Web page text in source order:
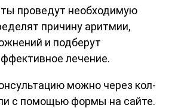
проведут необходимую
причину аритмии,
и подберут
лечение.
можно через кол-
с помощью формы на сайте.